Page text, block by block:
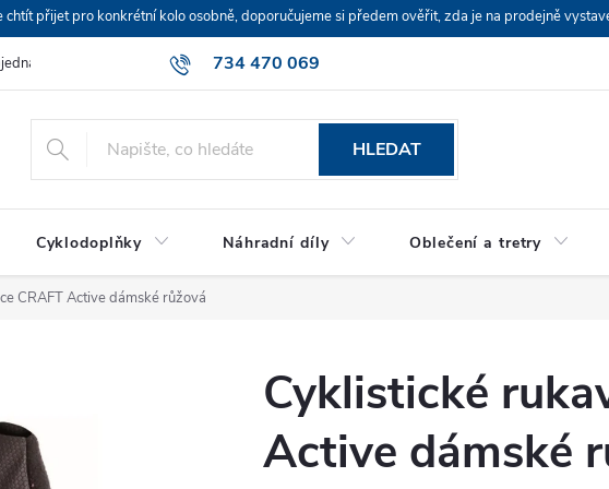
přijet pro konkrétní kolo osobně, doporučujeme si předem ověřit, zda je na prodejně
734 470 069
HLEDAT
Cyklodoplňky Náhradní díly Oblečení a tretry
CRAFT Active dámské růžová
Cyklistické
Active dámské